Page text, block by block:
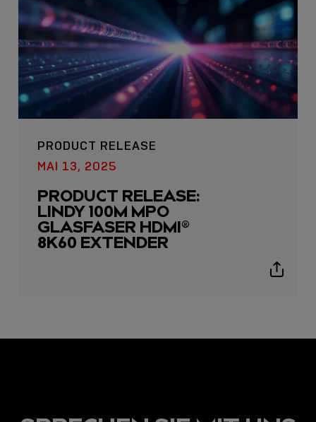
USB C
USB-C ÜBER LANGE
DISTANZEN: AKTIVE
USB-C-KABEL FÜR
STABILE 10 GBIT/S BIS
PRODUCT RELEASE
MAI 13, 2025
PRODUCT RELEASE:
LINDY 100M MPO
GLASFASER HDMI®
8K60 EXTENDER
Show